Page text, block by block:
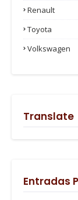
Renault
Toyota
Volkswagen
Translate
Entradas